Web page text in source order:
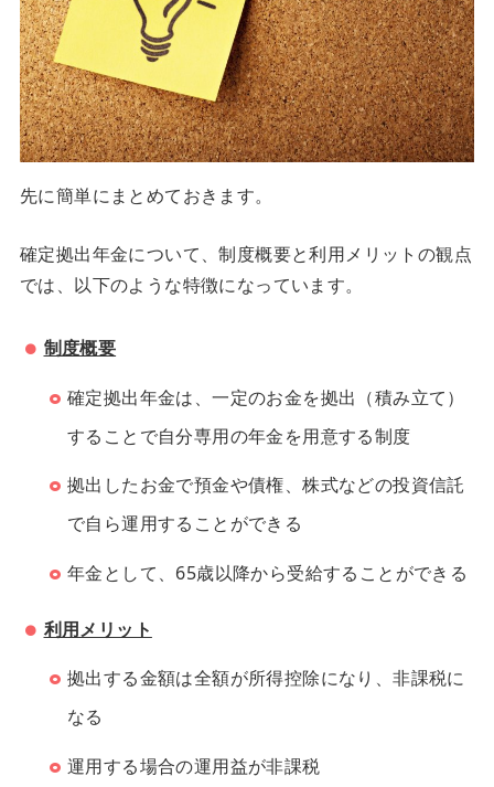
先に簡単にまとめておきます。
確定拠出年金について、制度概要と利用メリットの観点
では、以下のような特徴になっています。
制度概要
確定拠出年金は、一定のお金を拠出（積み立て）
することで自分専用の年金を用意する制度
拠出したお金で預金や債権、株式などの投資信託
で自ら運用することができる
年金として、65歳以降から受給することができる
利用メリット
拠出する金額は全額が所得控除になり、非課税に
なる
運用する場合の運用益が非課税